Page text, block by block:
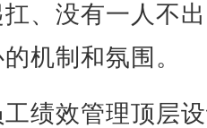
、没有一人不
机制和氛围。
效管理顶层